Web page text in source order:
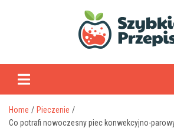
Home
Pieczenie
Co potrafi nowoczesny piec konwekcyjno-